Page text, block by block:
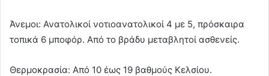
Άνεμοι: Ανατολικοί νοτιοανατολικοί 4 με 5, πρόσκαιρα
τοπικά 6 μποφόρ. Από το βράδυ μεταβλητοί ασθενείς.
Θερμοκρασία: Από 10 έως 19 βαθμούς Κελσίου.